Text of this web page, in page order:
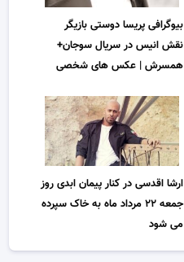
بیوگرافی پریسا دوستی بازیگر
نقش انیس در سریال سوجان+
همسرش | عکس های شخصی
ارشا اقدسی در کنار پیمان ابدی روز
جمعه ۲۲ مرداد ماه به خاک سپرده
می شود